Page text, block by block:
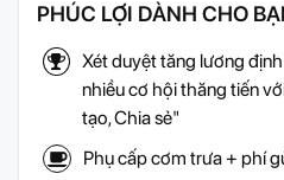
PHÚC LỢI DÀNH CHO
Xét duyệt tăng lương
nhiều cơ hội thăng tiến
tạo, Chia sẻ"
Phụ cấp cơm trưa + phí